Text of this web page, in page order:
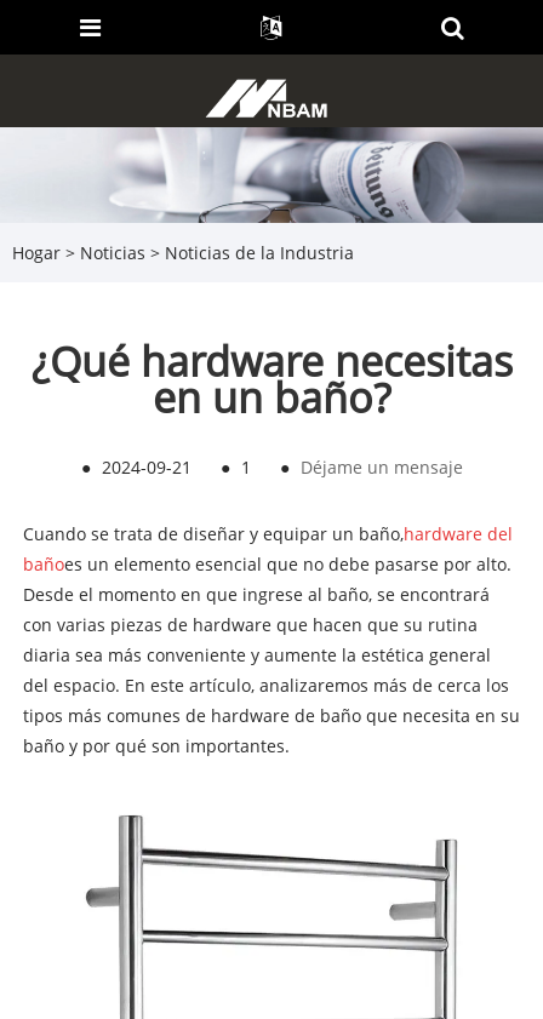
Hogar > Noticias > Noticias de la Industria
¿Qué hardware necesitas
en un baño?
● 2024-09-21 ● 1 ● Déjame un mensaje
Cuando se trata de diseñar y equipar un baño,hardware del
bañoes un elemento esencial que no debe pasarse por alto.
Desde el momento en que ingrese al baño, se encontrará
con varias piezas de hardware que hacen que su rutina
diaria sea más conveniente y aumente la estética general
del espacio. En este artículo, analizaremos más de cerca los
tipos más comunes de hardware de baño que necesita en su
baño y por qué son importantes.